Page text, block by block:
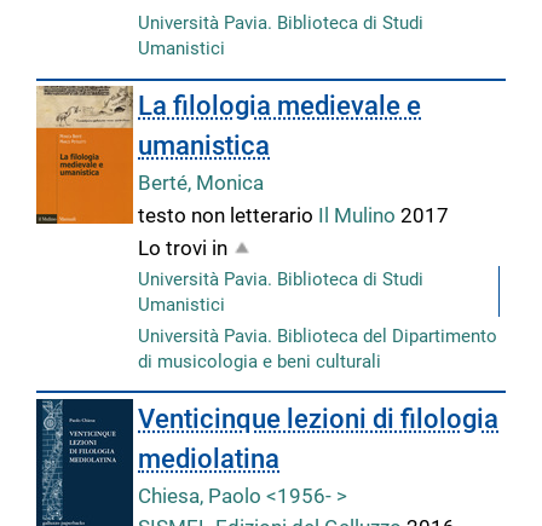
Università Pavia. Biblioteca di Studi
Umanistici
La filologia medievale e
umanistica
Berté, Monica
testo non letterario Il Mulino2017
Lo trovi in
Università Pavia. Biblioteca di Studi
Umanistici
Università Pavia. Biblioteca del Dipartimento
di musicologia e beni culturali
Venticinque lezioni di filologia
mediolatina
Chiesa, Paolo <1956- >